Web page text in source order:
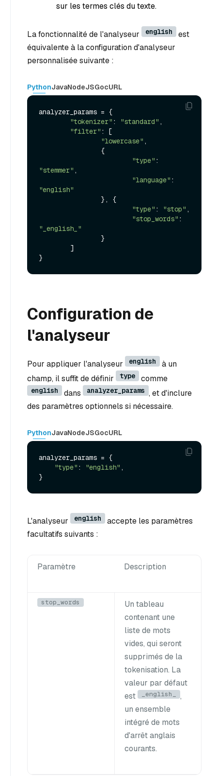
sur les termes clés du texte.
La fonctionnalité de l'analyseur english
est
équivalente à la configuration d'analyseur
personnalisée suivante :
PythonJavaNodeJSGocURL
analyzer_params = {
"tokenizer" : "standard" ,
"filter" : [
"lowercase" ,
"type"
"stemmer" ,
"language"
"english"
"type" : "stop" ,
"stop_words"
"_english_"
Configuration de
l'analyseur
Pour appliquer l'analyseur english
à un
champ, il suffit de définir
type comme
english dans analyzer_params , et d'inclure
des paramètres optionnels si nécessaire.
PythonJavaNodeJSGocURL
analyzer_params = {
"type" : "english" ,
L'analyseur english
accepte les paramètres
facultatifs suivants :
Paramètre Description
stop_words
Un tableau
contenant une
liste de mots
vides, qui seront
supprimés de la
tokenisation. La
valeur par défaut
est
_english_
,
un ensemble
intégré de mots
d'arrêt anglais
courants.